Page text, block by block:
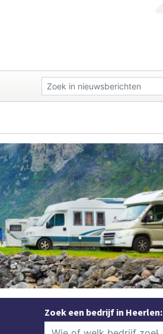
Zoek een bedrijf in Heerlen: